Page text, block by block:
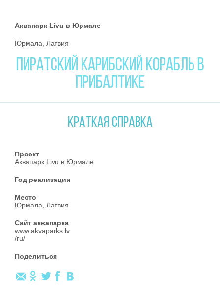
Аквапарк Livu в Юрмале
Юрмала, Латвия
ПИРАТСКИЙ КАРИБСКИЙ КОРАБЛЬ В
ПРИБАЛТИКЕ
КРАТКАЯ СПРАВКА
Проект
Аквапарк Livu в Юрмале
Год реализации
Место
Юрмала, Латвия
Сайт аквапарка
www.akvaparks.lv
/ru/
Поделиться